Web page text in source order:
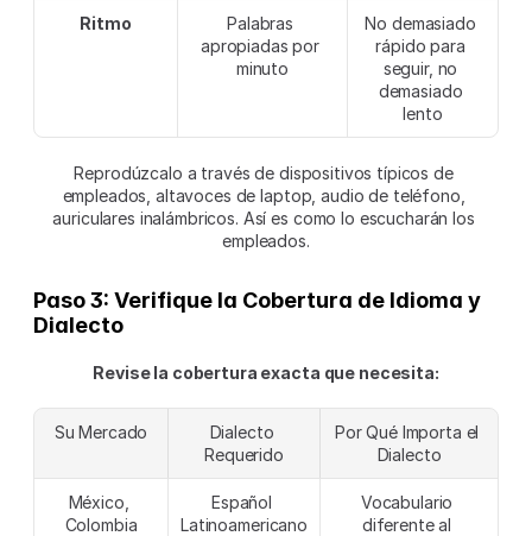
Ritmo
Palabras
apropiadas por
minuto
No demasiado
rápido para
seguir, no
demasiado
lento
Reprodúzcalo a través de dispositivos típicos de
empleados, altavoces de laptop, audio de teléfono,
auriculares inalámbricos. Así es como lo escucharán los
empleados.
Paso 3: Verifique la Cobertura de Idioma y
Dialecto
Revise la cobertura exacta que necesita:
Su Mercado
Dialecto
Requerido
Por Qué Importa el
Dialecto
México,
Colombia
Español
Latinoamericano
Vocabulario
diferente al